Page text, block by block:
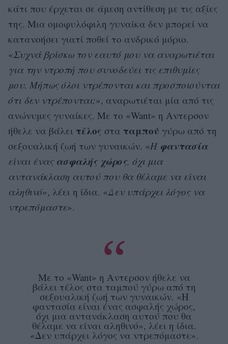
κάτι που έρχεται σε άμεση αντίθεση με τις αξίες
της. Μια ομοφυλόφιλη γυναίκα δεν μπορεί να
κατανοήσει γιατί ποθεί το ανδρικό μόριο.
«Συχνά βρίσκω τον εαυτό μου να αναρωτιέται
για την ντροπή που συνοδεύει τις επιθυμίες
μου. Μήπως όλοι ντρέπονται και προσποιούνται
ότι δεν ντρέπονται;», αναρωτιέται μία από τις
ανώνυμες γυναίκες. Με το «Want» η Aντερσον
ήθελε να βάλει τέλος στα ταμπού γύρω από τη
σεξουαλική ζωή των γυναικών. «Η φαντασία
είναι ένας ασφαλής χώρος, όχι μια
αντανάκλαση αυτού που θα θέλαμε να είναι
αληθινό», λέει η ίδια. «Δεν υπάρχει λόγος να
ντρεπόμαστε».
Με το «Want» η Aντερσον ήθελε να
βάλει τέλος στα ταμπού γύρω από τη
σεξουαλική ζωή των γυναικών. «Η
φαντασία είναι ένας ασφαλής χώρος,
όχι μια αντανάκλαση αυτού που θα
θέλαμε να είναι αληθινό», λέει η ίδια.
«Δεν υπάρχει λόγος να ντρεπόμαστε».